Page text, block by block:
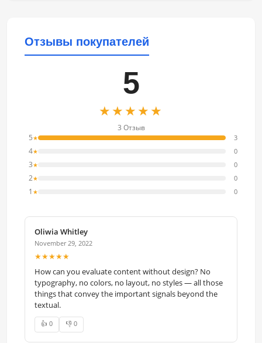
Отзывы покупателей
5
★★★★★
3 Отзыв
5★ 3
4★ 0
3★ 0
2★ 0
1 ★ 0
Oliwia Whitley
November 29, 2022
★★★★★
How can you evaluate content without design? No
typography, no colors, no layout, no styles — all those
things that convey the important signals beyond the
textual.
👍 0 👎 0